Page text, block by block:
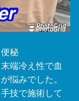
秘
端冷え性で血
悩みでした。
技で施術して